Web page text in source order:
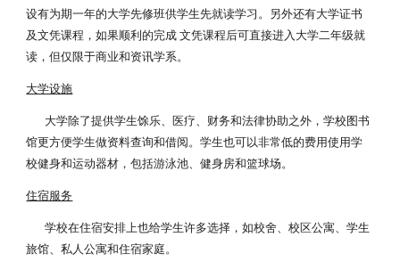
设有为期一年的大学先修班供学生先就读学习。另外还有大学证书
及文凭课程，如果顺利的完成 文凭课程后可直接进入大学二年级就
读，但仅限于商业和资讯学系。
大学设施
大学除了提供学生馀乐、医疗、财务和法律协助之外，学校图书
馆更方便学生做资料查询和借阅。学生也可以非常低的费用使用学
校健身和运动器材，包括游泳池、健身房和篮球场。
住宿服务
学校在住宿安排上也给学生许多选择，如校舍、校区公寓、学生
旅馆、私人公寓和住宿家庭。